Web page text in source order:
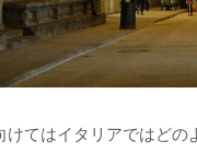
けてはイタリアではどの